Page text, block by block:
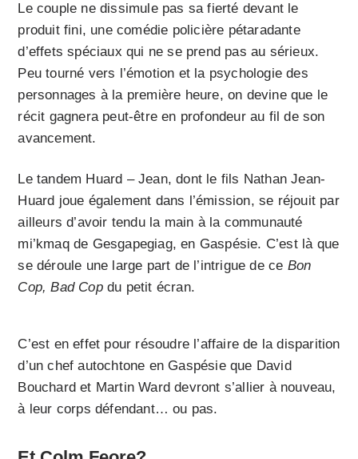
Le couple ne dissimule pas sa fierté devant le
produit fini, une comédie policière pétaradante
d’effets spéciaux qui ne se prend pas au sérieux.
Peu tourné vers l’émotion et la psychologie des
personnages à la première heure, on devine que le
récit gagnera peut-être en profondeur au fil de son
avancement.
Le tandem Huard – Jean, dont le fils Nathan Jean-
Huard joue également dans l’émission, se réjouit par
ailleurs d’avoir tendu la main à la communauté
mi’kmaq de Gesgapegiag, en Gaspésie. C’est là que
se déroule une large part de l’intrigue de ce Bon
Cop, Bad Copdu petit écran.
C’est en effet pour résoudre l’affaire de la disparition
d’un chef autochtone en Gaspésie que David
Bouchard et Martin Ward devront s’allier à nouveau,
à leur corps défendant… ou pas.